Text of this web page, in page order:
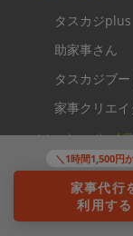
＼1時間1,500円
家事代行
利用する
タスカジplus
助家事さん
タスカジブ
家事クリエイ
ソーシャルメ